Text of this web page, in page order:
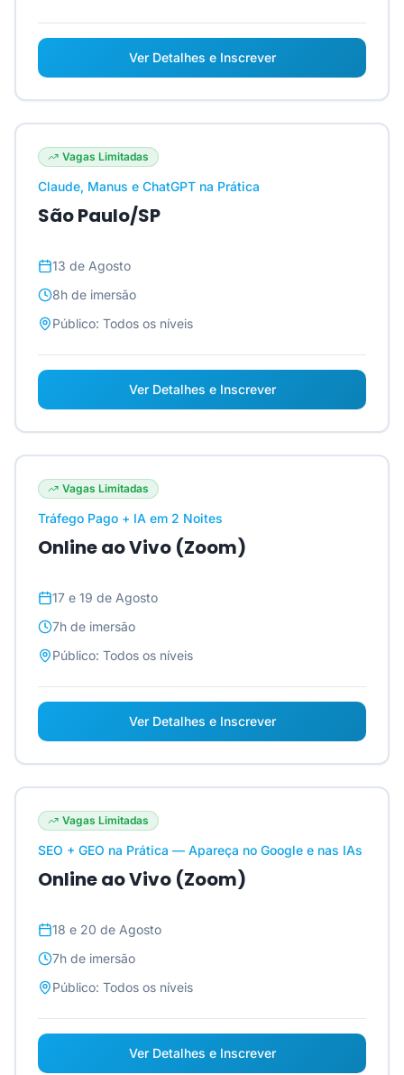
Ver Detalhes e Inscrever
Vagas Limitadas
Claude, Manus e ChatGPT na Prática
São Paulo/SP
13 de Agosto
8h de imersão
Público: Todos os níveis
Ver Detalhes e Inscrever
Vagas Limitadas
Tráfego Pago + IA em 2 Noites
Online ao Vivo (Zoom)
17 e 19 de Agosto
7h de imersão
Público: Todos os níveis
Ver Detalhes e Inscrever
Vagas Limitadas
SEO + GEO na Prática — Apareça no Google e nas IAs
Online ao Vivo (Zoom)
18 e 20 de Agosto
7h de imersão
Público: Todos os níveis
Ver Detalhes e Inscrever